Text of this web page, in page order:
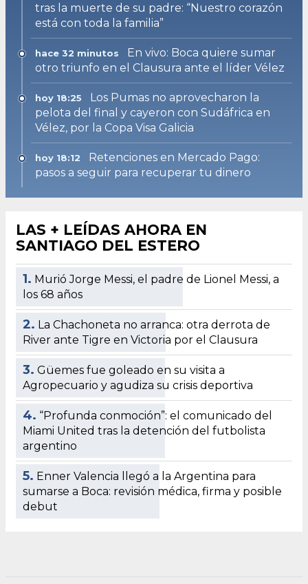
tras la muerte de su padre: “Nuestro corazón
está con toda la familia”
hace 32 minutos
En vivo: Boca quiere sumar
otro triunfo en el Clausura ante el líder Vélez
hoy 18:25
Los Pumas no aprovecharon la
pelota del final y cayeron con Sudáfrica en
Vélez, por la Copa Visa Galicia
hoy 18:12
Retenciones en Mercado Pago:
pasos a seguir para recuperar tu dinero
LAS + LEÍDAS AHORA EN
SANTIAGO DEL ESTERO
1. Murió Jorge Messi, el padre de Lionel Messi, a
los 68 años
2. La Chachoneta no arranca: otra derrota de
River ante Tigre en Victoria por el Clausura
3. Güemes fue goleado en su visita a
Agropecuario y agudiza su crisis deportiva
4. “Profunda conmoción”: el comunicado del
Miami United tras la detención del futbolista
argentino
5. Enner Valencia llegó a la Argentina para
sumarse a Boca: revisión médica, firma y posible
debut